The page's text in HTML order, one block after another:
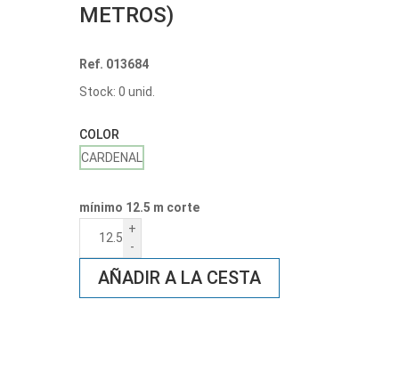
METROS)
Ref. 013684
Stock: 0 unid.
COLOR
CARDENAL
mínimo 12.5 m corte
+
-
AÑADIR A LA CESTA